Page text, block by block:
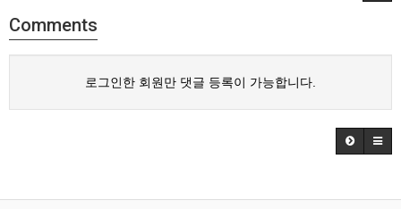
Comments
로그인한 회원만 댓글 등록이 가능합니다.